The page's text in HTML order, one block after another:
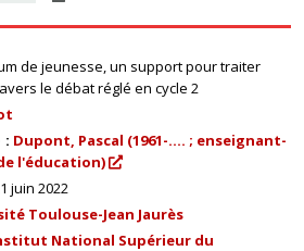
de jeunesse, un support pour traiter
le débat réglé en cycle 2
Dupont, Pascal (1961-.... ; enseignant-
l'éducation)
juin 2022
Toulouse-Jean Jaurès
National Supérieur du